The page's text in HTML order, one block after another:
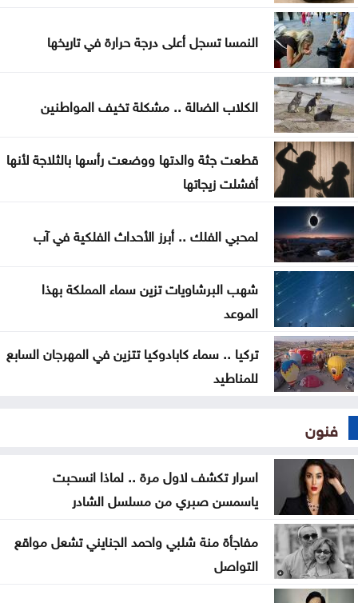
أميركية وإسرائيلية مضيق هرمز
ترامب يوقع أمرا تنفيذيا يهدف لتقييد حق اكتساب
الجنسية الأميركية بالولادة
هجمات حوثية
النمسا تسجل أعلى درجة حرارة في تاريخها
الكلاب الضالة .. مشكلة تخيف المواطنين
قطعت جثة والدتها ووضعت رأسها بالثلاجة لأنها
أفشلت زيجاتها
لمحبي الفلك .. أبرز الأحداث الفلكية في آب
شهب البرشاويات تزين سماء المملكة بهذا
الموعد
تركيا .. سماء كابادوكيا تتزين في المهرجان السابع
للمناطيد
فنون
اسرار تكشف لاول مرة .. لماذا انسحبت
ياسمسن صبري من مسلسل الشادر
مفاجأة منة شلبي واحمد الجنايني تشعل مواقع
التواصل